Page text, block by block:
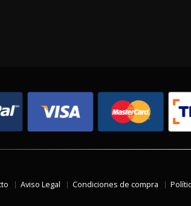
Aviso Legal Condiciones de compra